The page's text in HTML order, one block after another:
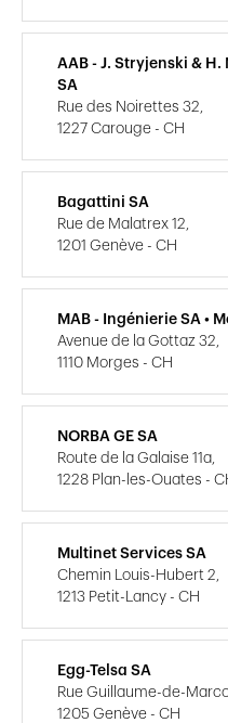
AAB - J. Stryjenski & H.
SA
Rue des Noirettes 32,
1227 Carouge - CH
Bagattini SA
Rue de Malatrex 12,
1201 Genève - CH
MAB - Ingénierie SA •
Avenue de la Gottaz 32,
1110 Morges - CH
NORBA GE SA
Route de la Galaise 11a,
1228 Plan-les-Ouates -
Multinet Services SA
Chemin Louis-Hubert 2,
1213 Petit-Lancy - CH
Egg-Telsa SA
Rue Guillaume-de-
1205 Genève - CH